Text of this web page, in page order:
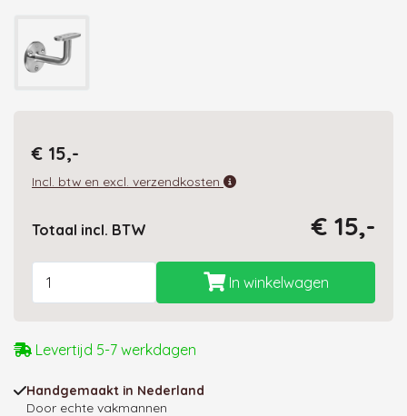
€ 15,-
Incl. btw en excl. verzendkosten
Totaal incl. BTW € 15,-
In winkelwagen
Levertijd 5-7 werkdagen
Handgemaakt in Nederland
Door echte vakmannen